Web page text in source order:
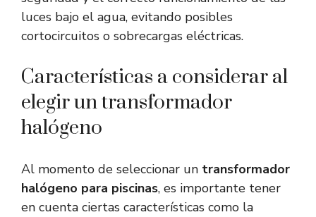
luces bajo el agua, evitando posibles
cortocircuitos o sobrecargas eléctricas.
Características a considerar al
elegir un transformador
halógeno
Al momento de seleccionar un transformador
halógeno para piscinas, es importante tener
en cuenta ciertas características como la